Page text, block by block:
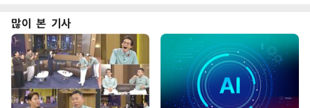
많이 본 기사